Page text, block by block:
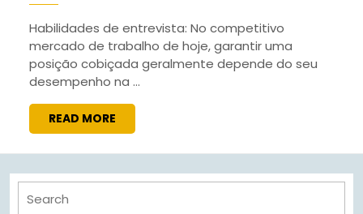
Habilidades de entrevista: No competitivo
mercado de trabalho de hoje, garantir uma
posição cobiçada geralmente depende do seu
desempenho na ...
READ MORE
MORE
Search
for: